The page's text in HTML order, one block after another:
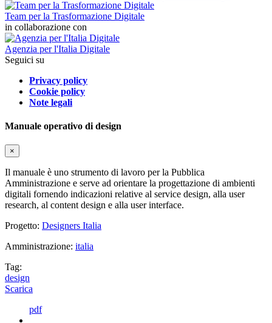
Team per la Trasformazione Digitale
in collaborazione con
Agenzia per l'Italia Digitale
Seguici su
Privacy policy
Cookie policy
Note legali
Manuale operativo di design
×
Il manuale è uno strumento di lavoro per la Pubblica
Amministrazione e serve ad orientare la progettazione di ambienti
digitali fornendo indicazioni relative al service design, alla user
research, al content design e alla user interface.
Progetto: Designers Italia
Amministrazione: italia
Tag:
design
Scarica
pdf